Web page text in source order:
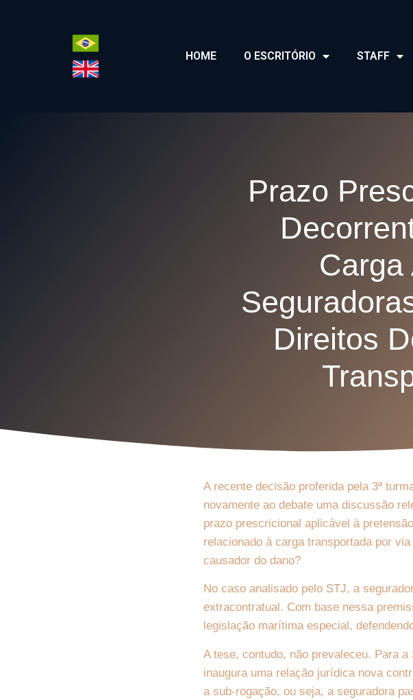
HOME O ESCRITÓRIO STAFF
Prazo
Carga
Direitos
A recente decisão proferida pela 3ª
novamente ao debate uma discussão
prazo prescricional aplicável à
relacionado à carga transportada por
causador do dano?
No caso analisado pelo STJ, a
extracontratual. Com base nessa
legislação marítima especial,
A tese, contudo, não prevaleceu. Para
inaugura uma relação jurídica nova
a sub-rogação, ou seja, a seguradora